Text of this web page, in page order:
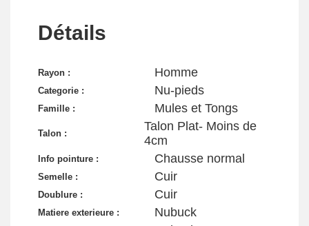
Détails
Rayon : Homme
Categorie : Nu-pieds
Famille : Mules et Tongs
Talon :
Talon Plat- Moins de
4cm
Info pointure : Chausse normal
Semelle : Cuir
Doublure : Cuir
Matiere exterieure : Nubuck